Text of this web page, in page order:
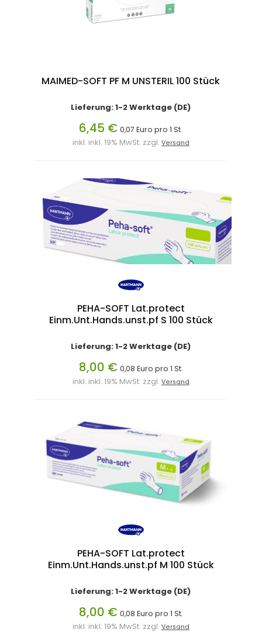
MAIMED-SOFT PF M UNSTERIL 100 Stück
Lieferung: 1-2 Werktage (DE)
6,45 € 0,07 Euro pro 1 St.
inkl. inkl. 19% MwSt. zzgl. Versand
PEHA-SOFT Lat.protect
Einm.Unt.Hands.unst.pf S 100 Stück
Lieferung: 1-2 Werktage (DE)
8,00 € 0,08 Euro pro 1 St.
inkl. inkl. 19% MwSt. zzgl. Versand
PEHA-SOFT Lat.protect
Einm.Unt.Hands.unst.pf M 100 Stück
Lieferung: 1-2 Werktage (DE)
8,00 € 0,08 Euro pro 1 St.
inkl. inkl. 19% MwSt. zzgl. Versand